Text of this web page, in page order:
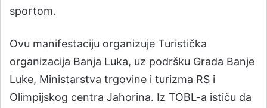
sportom.
Ovu manifestaciju organizuje Turistička
organizacija Banja Luka, uz podršku Grada Banje
Luke, Ministarstva trgovine i turizma RS i
Olimpijskog centra Jahorina. Iz TOBL-a ističu da